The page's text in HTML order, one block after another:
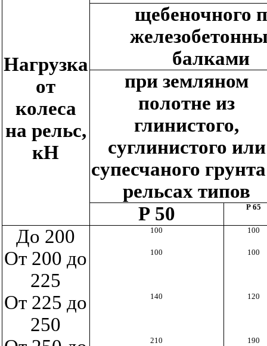
Нагрузка
от
колеса
на рельс,
кН
щебеночного
балками
при земляном
полотне из
глинистого,
суглинистого или
супесчаного
рельсах типов
Р 50
Р 65
До 200 100 100
От 200 до
225
100 100
От 225 до
250
140 120
210 190